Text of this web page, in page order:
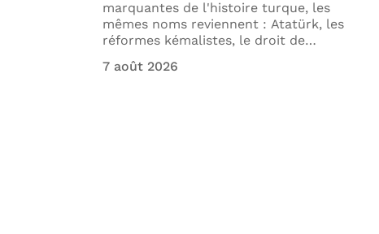
marquantes de l'histoire turque, les
mêmes noms reviennent : Atatürk, les
réformes kémalistes, le droit de…
7 août 2026